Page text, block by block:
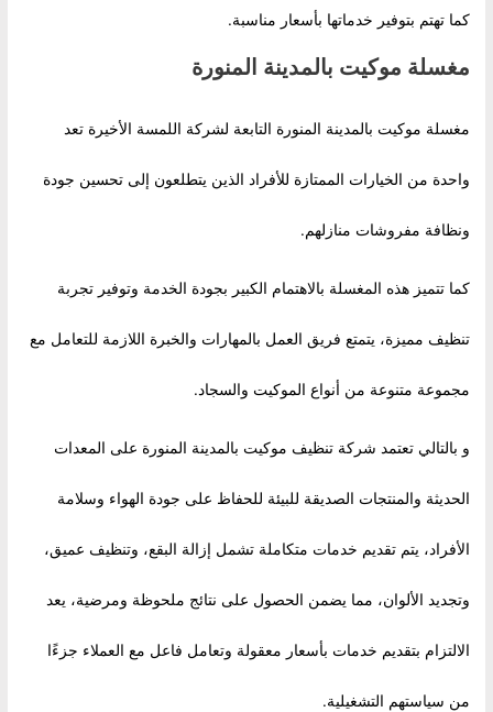
كما تهتم بتوفير خدماتها بأسعار مناسبة.
مغسلة موكيت بالمدينة المنورة
مغسلة موكيت بالمدينة المنورة التابعة لشركة اللمسة الأخيرة تعد
واحدة من الخيارات الممتازة للأفراد الذين يتطلعون إلى تحسين جودة
ونظافة مفروشات منازلهم.
كما تتميز هذه المغسلة بالاهتمام الكبير بجودة الخدمة وتوفير تجربة
تنظيف مميزة، يتمتع فريق العمل بالمهارات والخبرة اللازمة للتعامل مع
مجموعة متنوعة من أنواع الموكيت والسجاد.
و بالتالي تعتمد شركة تنظيف موكيت بالمدينة المنورة على المعدات
الحديثة والمنتجات الصديقة للبيئة للحفاظ على جودة الهواء وسلامة
الأفراد، يتم تقديم خدمات متكاملة تشمل إزالة البقع، وتنظيف عميق،
وتجديد الألوان، مما يضمن الحصول على نتائج ملحوظة ومرضية، يعد
الالتزام بتقديم خدمات بأسعار معقولة وتعامل فاعل مع العملاء جزءًا
من سياستهم التشغيلية.